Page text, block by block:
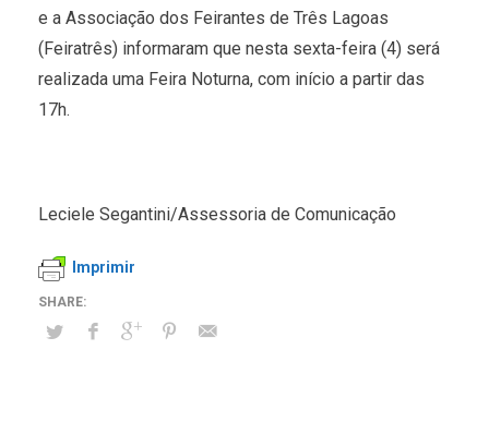
e a Associação dos Feirantes de Três Lagoas
(Feiratrês) informaram que nesta sexta-feira (4) será
realizada uma Feira Noturna, com início a partir das
17h.
Leciele Segantini/Assessoria de Comunicação
Imprimir